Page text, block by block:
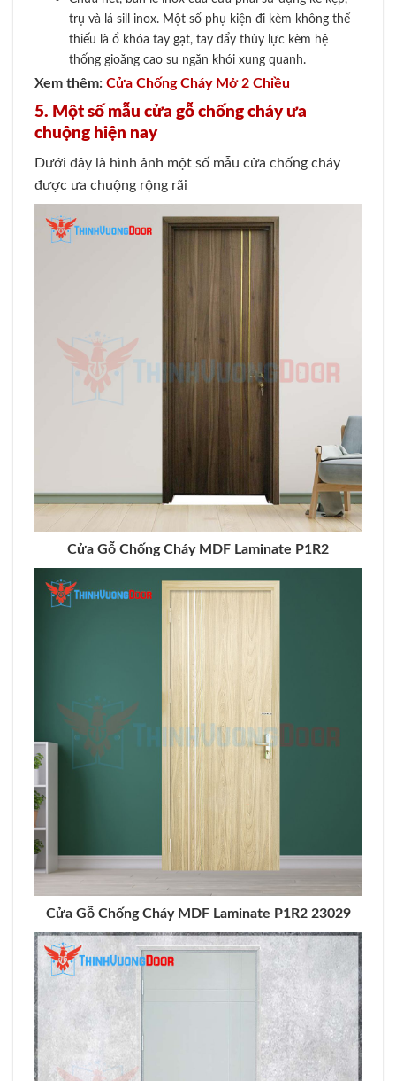
trụ và lá sill inox. Một số phụ kiện đi kèm không thể
thiếu là ổ khóa tay gạt, tay đẩy thủy lực kèm hệ
thống gioăng cao su ngăn khói xung quanh.
Xem thêm: Cửa Chống Cháy Mở 2 Chiều
5. Một số mẫu cửa gỗ chống cháy ưa
chuộng hiện nay
Dưới đây là hình ảnh một số mẫu cửa chống cháy
được ưa chuộng rộng rãi
Cửa Gỗ Chống Cháy MDF Laminate P1R2
Cửa Gỗ Chống Cháy MDF Laminate P1R2 23029